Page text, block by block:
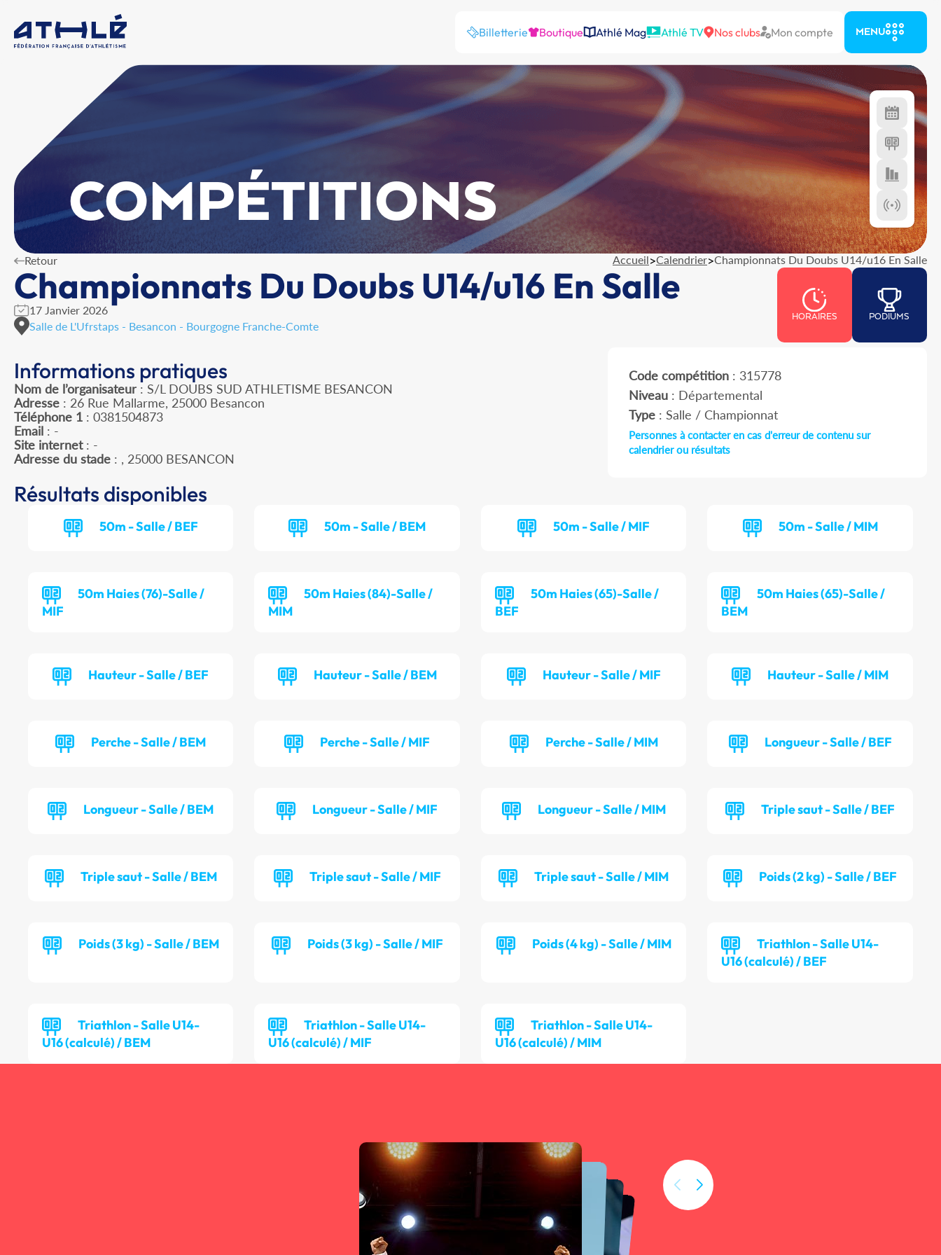
Billetterie Boutique Athlé Mag Athlé TV Nos clubs Mon compte MENU
COMPÉTITIONS
Retour Accueil>Calendrier>Championnats Du Doubs U14/u16 En Salle
Championnats Du Doubs U14/u16 En Salle
17 Janvier 2026
Salle de L'Ufrstaps - Besancon - Bourgogne Franche-Comte
HORAIRES PODIUMS
Informations pratiques
Nom de l’organisateur : S/L DOUBS SUD ATHLETISME BESANCON
Adresse : 26 Rue Mallarme, 25000 Besancon
Téléphone 1 : 0381504873
Email : -
Site internet: -
Adresse du stade : , 25000 BESANCON
Code compétition: 315778
Niveau: Départemental
Type: Salle / Championnat
Personnes à contacter en cas d'erreur de contenu sur
calendrier ou résultats
Résultats disponibles
50m - Salle / BEF 50m - Salle / BEM 50m - Salle / MIF 50m - Salle / MIM
50m Haies (76)-Salle /
MIF
50m Haies (84)-Salle /
MIM
50m Haies (65)-Salle /
BEF
50m Haies (65)-Salle /
BEM
Hauteur - Salle / BEF Hauteur - Salle / BEM Hauteur - Salle / MIF Hauteur - Salle / MIM
Perche - Salle / BEM Perche - Salle / MIF Perche - Salle / MIM Longueur - Salle / BEF
Longueur - Salle / BEM Longueur - Salle / MIF Longueur - Salle / MIM Triple saut - Salle / BEF
Triple saut - Salle / BEM Triple saut - Salle / MIF Triple saut - Salle / MIM Poids (2 kg) - Salle / BEF
Poids (3 kg) - Salle / BEM Poids (3 kg) - Salle / MIF Poids (4 kg) - Salle / MIM
Triathlon - Salle U14-
U16 (calculé) / BEF
Triathlon - Salle U14-
U16 (calculé) / BEM
Triathlon - Salle U14-
U16 (calculé) / MIF
Triathlon - Salle U14-
U16 (calculé) / MIM